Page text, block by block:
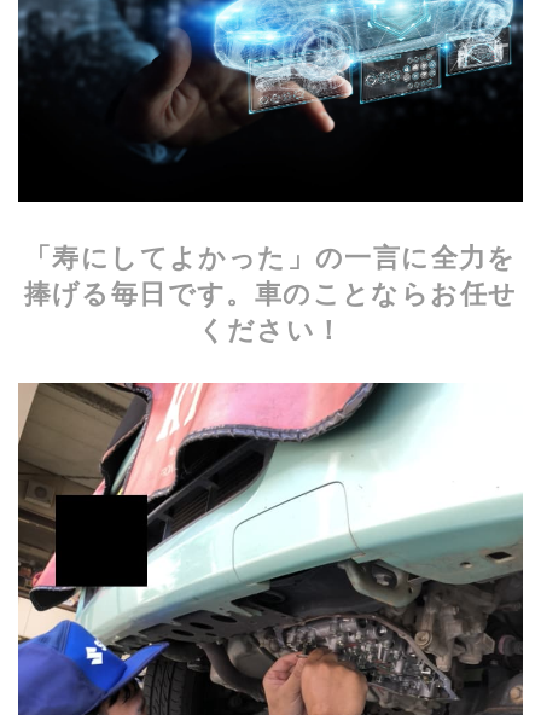
「寿にしてよかった」の一言に全力を
捧げる毎日です。車のことならお任せ
ください！